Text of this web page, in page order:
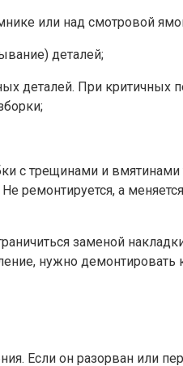
или над смотровой
деталей;
деталей. При
с трещинами и
ремонтируется, а
заменой
нужно демонтировать
Если он разорван или